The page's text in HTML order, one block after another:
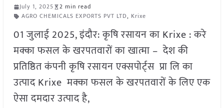
July 1, 2025
2 min read
AGRO CHEMICALS EXPORTS PVT LTD, Krixe
01 जुलाई 2025, इंदौर: कृषि रसायन का Krixe : करे
मक्का फसल के खरपतवारों का खात्मा – देश की
प्रतिष्ठित कंपनी कृषि रसायन एक्सपोर्ट्स प्रा लि का
उत्पाद Krixe मक्का फसल के खरपतवारों के लिए एक
ऐसा दमदार उत्पाद है,